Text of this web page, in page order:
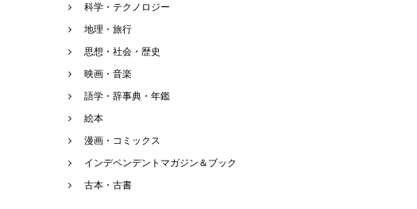
科学・テクノロジー
地理・旅行
思想・社会・歴史
映画・音楽
語学・辞事典・年鑑
絵本
漫画・コミックス
インデペンデントマガジン＆ブック
古本・古書